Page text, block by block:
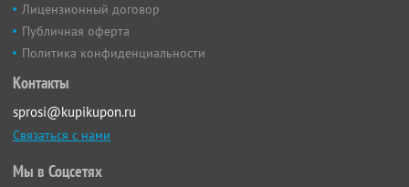
Лицензионный договор
Публичная оферта
Политика конфиденциальности
Контакты
sprosi@kupikupon.ru
Связаться с нами
Мы в Соцсетях